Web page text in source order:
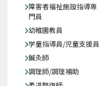
障害者福祉施設指導専
門員
幼稚園教員
学童指導員/児童支援員
鍼灸師
調理師/調理補助